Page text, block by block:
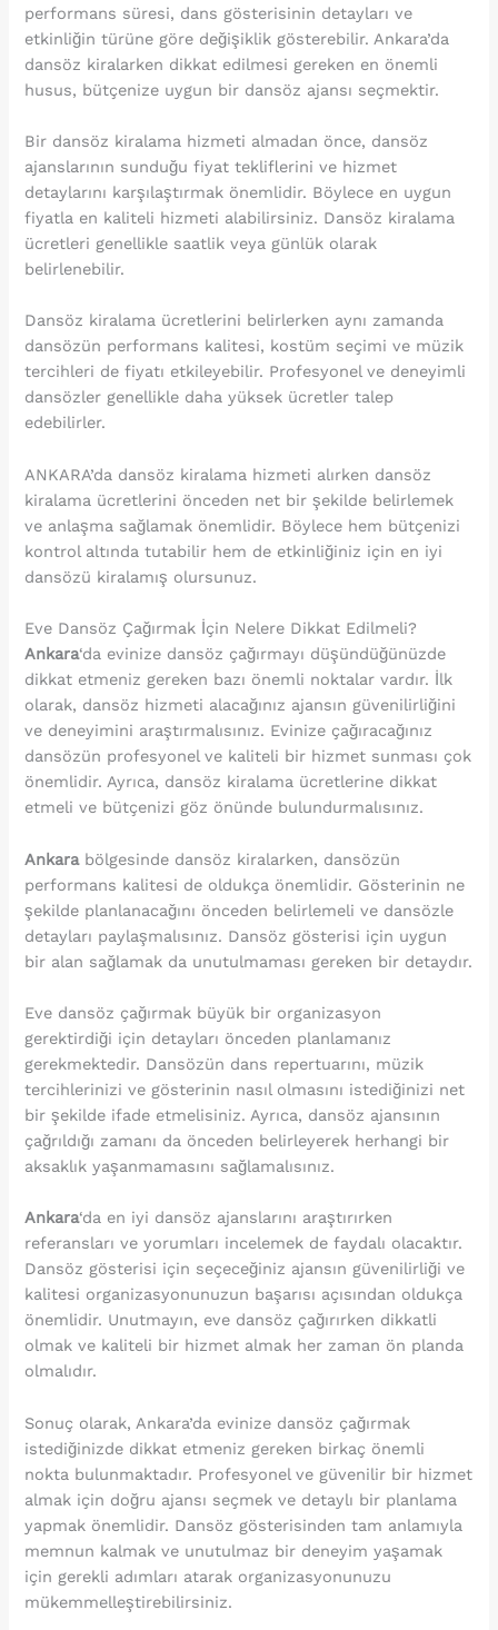
performans süresi, dans gösterisinin detayları ve
etkinliğin türüne göre değişiklik gösterebilir. Ankara’da
dansöz kiralarken dikkat edilmesi gereken en önemli
husus, bütçenize uygun bir dansöz ajansı seçmektir.
Bir dansöz kiralama hizmeti almadan önce, dansöz
ajanslarının sunduğu fiyat tekliflerini ve hizmet
detaylarını karşılaştırmak önemlidir. Böylece en uygun
fiyatla en kaliteli hizmeti alabilirsiniz. Dansöz kiralama
ücretleri genellikle saatlik veya günlük olarak
belirlenebilir.
Dansöz kiralama ücretlerini belirlerken aynı zamanda
dansözün performans kalitesi, kostüm seçimi ve müzik
tercihleri de fiyatı etkileyebilir. Profesyonel ve deneyimli
dansözler genellikle daha yüksek ücretler talep
edebilirler.
ANKARA’da dansöz kiralama hizmeti alırken dansöz
kiralama ücretlerini önceden net bir şekilde belirlemek
ve anlaşma sağlamak önemlidir. Böylece hem bütçenizi
kontrol altında tutabilir hem de etkinliğiniz için en iyi
dansözü kiralamış olursunuz.
Eve Dansöz Çağırmak İçin Nelere Dikkat Edilmeli?
Ankara‘da evinize dansöz çağırmayı düşündüğünüzde
dikkat etmeniz gereken bazı önemli noktalar vardır. İlk
olarak, dansöz hizmeti alacağınız ajansın güvenilirliğini
ve deneyimini araştırmalısınız. Evinize çağıracağınız
dansözün profesyonel ve kaliteli bir hizmet sunması çok
önemlidir. Ayrıca, dansöz kiralama ücretlerine dikkat
etmeli ve bütçenizi göz önünde bulundurmalısınız.
Ankarabölgesinde dansöz kiralarken, dansözün
performans kalitesi de oldukça önemlidir. Gösterinin ne
şekilde planlanacağını önceden belirlemeli ve dansözle
detayları paylaşmalısınız. Dansöz gösterisi için uygun
bir alan sağlamak da unutulmaması gereken bir detaydır.
Eve dansöz çağırmak büyük bir organizasyon
gerektirdiği için detayları önceden planlamanız
gerekmektedir. Dansözün dans repertuarını, müzik
tercihlerinizi ve gösterinin nasıl olmasını istediğinizi net
bir şekilde ifade etmelisiniz. Ayrıca, dansöz ajansının
çağrıldığı zamanı da önceden belirleyerek herhangi bir
aksaklık yaşanmamasını sağlamalısınız.
Ankara‘da en iyi dansöz ajanslarını araştırırken
referansları ve yorumları incelemek de faydalı olacaktır.
Dansöz gösterisi için seçeceğiniz ajansın güvenilirliği ve
kalitesi organizasyonunuzun başarısı açısından oldukça
önemlidir. Unutmayın, eve dansöz çağırırken dikkatli
olmak ve kaliteli bir hizmet almak her zaman ön planda
olmalıdır.
Sonuç olarak, Ankara’da evinize dansöz çağırmak
istediğinizde dikkat etmeniz gereken birkaç önemli
nokta bulunmaktadır. Profesyonel ve güvenilir bir hizmet
almak için doğru ajansı seçmek ve detaylı bir planlama
yapmak önemlidir. Dansöz gösterisinden tam anlamıyla
memnun kalmak ve unutulmaz bir deneyim yaşamak
için gerekli adımları atarak organizasyonunuzu
mükemmelleştirebilirsiniz.